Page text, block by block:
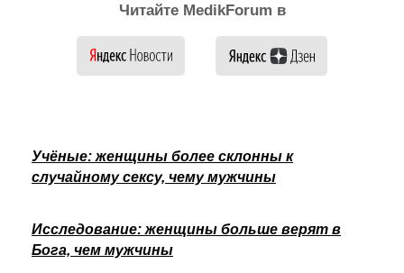
Читайте MedikForum в
Учёные: женщины более склонны к
случайному сексу, чему мужчины
Исследование: женщины больше верят в
Бога, чем мужчины